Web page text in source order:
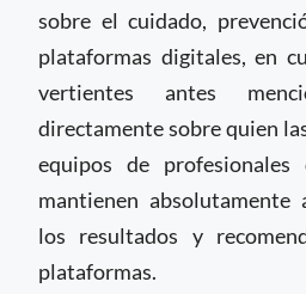
sobre el cuidado,
plataformas digitales, en
vertientes antes
directamente sobre quien
equipos de
mantienen absolutamente
los resultados y
plataformas.